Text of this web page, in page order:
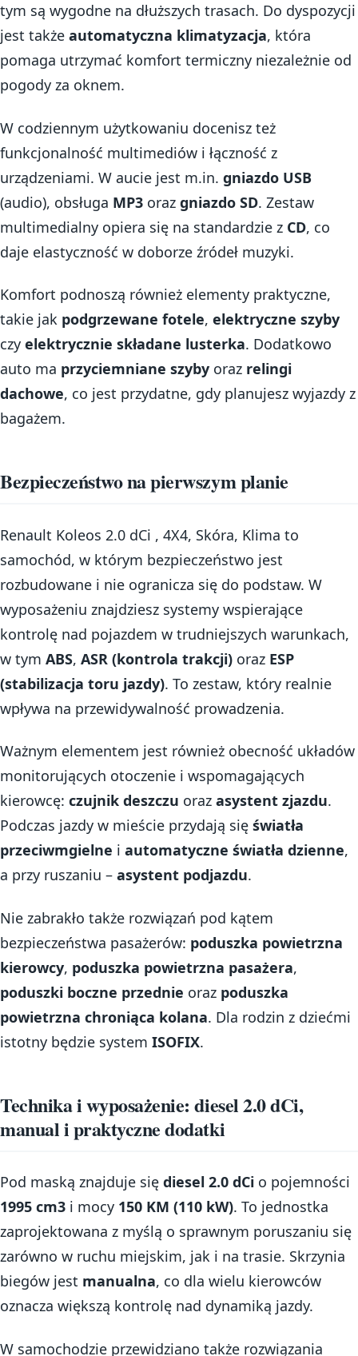
tym są wygodne na dłuższych trasach. Do dyspozycji
jest także automatyczna klimatyzacja, która
pomaga utrzymać komfort termiczny niezależnie od
pogody za oknem.
W codziennym użytkowaniu docenisz też
funkcjonalność multimediów i łączność z
urządzeniami. W aucie jest m.in. gniazdo USB
(audio), obsługa MP3 oraz gniazdo SD. Zestaw
multimedialny opiera się na standardzie z CD, co
daje elastyczność w doborze źródeł muzyki.
Komfort podnoszą również elementy praktyczne,
takie jak podgrzewane fotele, elektryczne szyby
czy elektrycznie składane lusterka. Dodatkowo
auto ma przyciemniane szyby oraz relingi
dachowe, co jest przydatne, gdy planujesz wyjazdy z
bagażem.
Bezpieczeństwo na pierwszym planie
Renault Koleos 2.0 dCi , 4X4, Skóra, Klima to
samochód, w którym bezpieczeństwo jest
rozbudowane i nie ogranicza się do podstaw. W
wyposażeniu znajdziesz systemy wspierające
kontrolę nad pojazdem w trudniejszych warunkach,
w tym ABS, ASR (kontrola trakcji) oraz ESP
(stabilizacja toru jazdy). To zestaw, który realnie
wpływa na przewidywalność prowadzenia.
Ważnym elementem jest również obecność układów
monitorujących otoczenie i wspomagających
kierowcę: czujnik deszczu oraz asystent zjazdu.
Podczas jazdy w mieście przydają się światła
przeciwmgielne i automatyczne światła dzienne,
a przy ruszaniu – asystent podjazdu.
Nie zabrakło także rozwiązań pod kątem
bezpieczeństwa pasażerów: poduszka powietrzna
kierowcy, poduszka powietrzna pasażera,
poduszki boczne przednie oraz poduszka
powietrzna chroniąca kolana. Dla rodzin z dziećmi
istotny będzie system ISOFIX.
Technika i wyposażenie: diesel 2.0 dCi,
manual i praktyczne dodatki
Pod maską znajduje się diesel 2.0 dCi o pojemności
1995 cm3 i mocy 150 KM (110 kW). To jednostka
zaprojektowana z myślą o sprawnym poruszaniu się
zarówno w ruchu miejskim, jak i na trasie. Skrzynia
biegów jest manualna, co dla wielu kierowców
oznacza większą kontrolę nad dynamiką jazdy.
W samochodzie przewidziano także rozwiązania